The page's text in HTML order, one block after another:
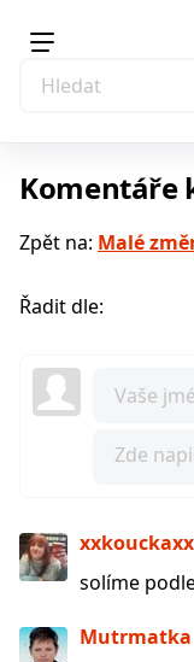
Komentáře
Zpět na: Malé
Řadit dle:
xxkouckaxx
solíme
Mutrmatka